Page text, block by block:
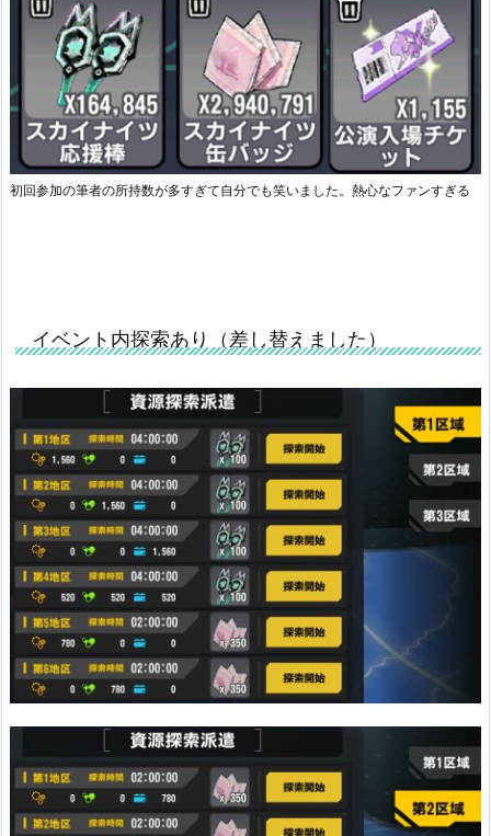
初回参加の筆者の所持数が多すぎて自分でも笑いました。熱心なファンすぎる
イベント内探索あり（差し替えました）